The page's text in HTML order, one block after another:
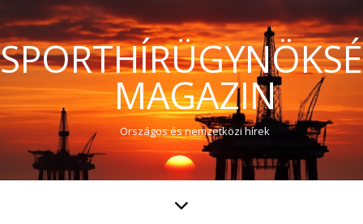
MAGAZIN
Országos és nemzetközi hírek